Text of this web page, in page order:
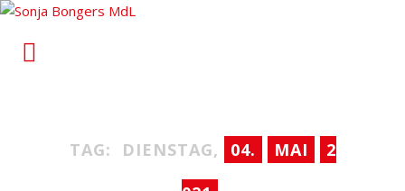
Sonja Bongers MdL
TAG: DIENSTAG, 04. MAI
2